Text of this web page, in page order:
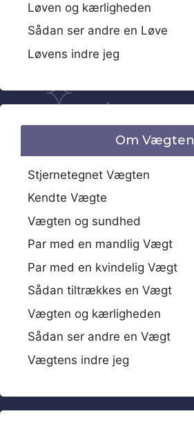
Løven og kærligheden
Sådan ser andre en Løve
Løvens indre jeg
Om Vægten
Stjernetegnet Vægten
Kendte Vægte
Vægten og sundhed
Par med en mandlig Vægt
Par med en kvindelig Vægt
Sådan tiltrækkes en Vægt
Vægten og kærligheden
Sådan ser andre en Vægt
Vægtens indre jeg